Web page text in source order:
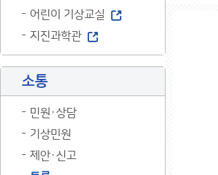
어린이 기상교실
지진과학관
소통
민원·상담
기상민원
제안·신고